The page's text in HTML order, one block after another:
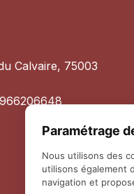
Calvaire, 75003
Paramétrage
Nous utilisons des
utilisons également
navigation et